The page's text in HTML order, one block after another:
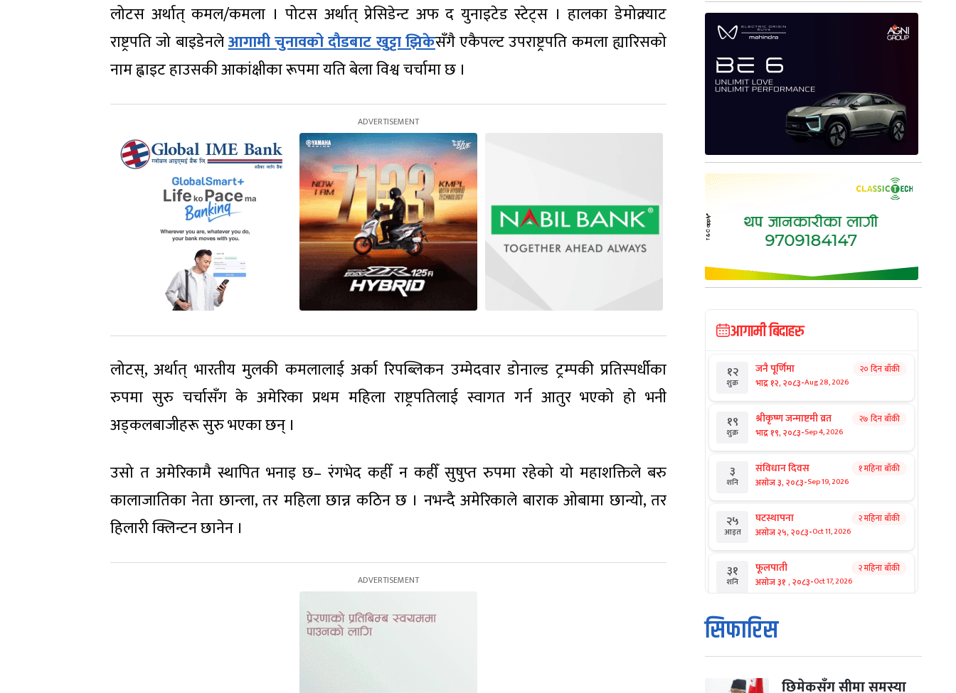
लोटस अर्थात् कमल/कमला । पोटस अर्थात् प्रेसिडेन्ट अफ द युनाइटेड स्टेट्स । हालका डेमोक्र्याट
राष्ट्रपति जो बाइडेनलेआगामी चुनावको दौडबाट खुट्टा झिकेसँगै एकैपल्ट उपराष्ट्रपति कमला ह्यारिसको
नाम ह्वाइट हाउसकी आकांक्षीका रूपमा यति बेला विश्व चर्चामा छ ।
लोटस्, अर्थात् भारतीय मुलकी कमलालाई अर्का रिपब्लिकन उम्मेदवार डोनाल्ड ट्रम्पकी प्रतिस्पर्धीका
रुपमा सुरु चर्चासँग के अमेरिका प्रथम महिला राष्ट्रपतिलाई स्वागत गर्न आतुर भएको हो भनी
अड्कलबाजीहरू सुरु भएका छन् ।
उसो त अमेरिकामै स्थापित भनाइ छ– रंगभेद कहीँ न कहीँ सुषुप्त रुपमा रहेको यो महाशक्तिले बरु
कालाजातिका नेता छान्ला, तर महिला छान्न कठिन छ । नभन्दै अमेरिकाले बाराक ओबामा छान्यो, तर
हिलारी क्लिन्टन छानेन ।
आगामी बिदाहरु
१२
शुक्र
जनै पूर्णिमा
भाद्र १२, २०८३-Aug 28, 2026
२० दिन बाँकी
१९
शुक्र
श्रीकृष्ण जन्माष्टमी व्रत
भाद्र १९, २०८३-Sep 4, 2026
२७ दिन बाँकी
३
शनि
संविधान दिवस
असोज ३, २०८३-Sep 19, 2026
१ महिना बाँकी
२५
आइत
घटस्थापना
असोज २५, २०८३-Oct 11, 2026
२ महिना बाँकी
३१
शनि
फूलपाती
असोज ३१ , २०८३-Oct 17, 2026
२ महिना बाँकी
१
आइत
कार्तिक सङ्क्रान्ति
कार्तिक १, २०८३
मंगल कार्तिक ३, २०८३-Oct 20, 2026
सिफारिस
छिमेकसँग सीमा समस्या